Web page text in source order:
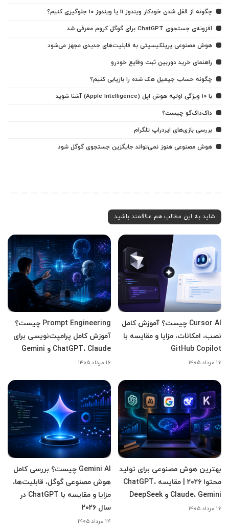
چگونه از قفل شدن خودکار ویندوز 11 یا ویندوز 10 جلوگیری کنیم؟
افزونه‌ی جستجوی ChatGPT برای گوگل کروم معرفی شد
هوش مصنوعی پرپلکیسیتی به قابلیت‌های جدیدی مجهز می‌شود
راهنمای خرید دوربین ثبت وقایع خودرو
چگونه حساب جیمیل هک شده را بازیابی کنیم؟
با ۱۰ ویژگی اولیه هوش اپل (Apple Intelligence) آشنا شوید
داک‌داک‌گو چیست؟
بررسی بازی‌های ایردراپ تلگرام
هوش مصنوعی هنوز نمی‌تواند جایگزین جستجوی گوگل شود
شاید به این مطالب هم علاقمند باشید
Cursor AI چیست؟ آموزش کامل
نصب، امکانات، مزایا و مقایسه با
GitHub Copilot
۱۶ مرداد ۱۴۰۵
Prompt Engineering چیست؟
آموزش کامل پرامپت‌نویسی برای
ChatGPT، Claude و Gemini
۱۶ مرداد ۱۴۰۵
بهترین هوش مصنوعی برای تولید
محتوا ۲۰۲۶ | مقایسه ChatGPT،
Claude، Gemini و DeepSeek
۱۶ مرداد ۱۴۰۵
Gemini AI چیست؟ بررسی کامل
هوش مصنوعی گوگل، قابلیت‌ها،
مزایا و مقایسه با ChatGPT در
سال ۲۰۲۶
۱۴ مرداد ۱۴۰۵